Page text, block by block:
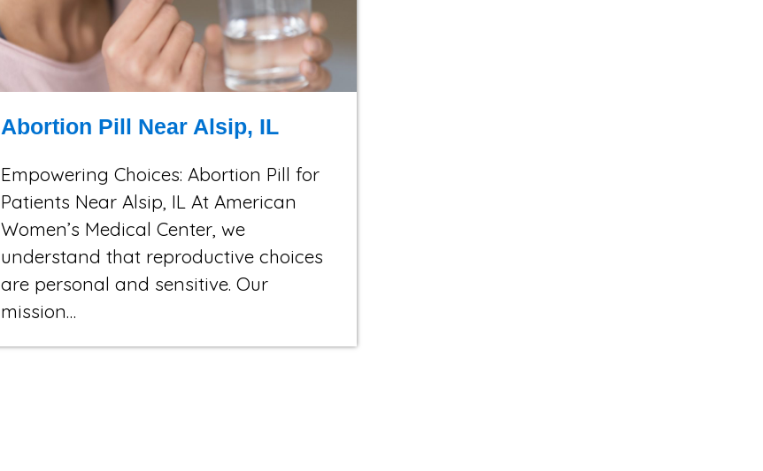
Abortion Pill Near Alsip, IL
Empowering Choices: Abortion Pill for
Patients Near Alsip, IL At American
Women’s Medical Center, we
understand that reproductive choices
are personal and sensitive. Our
mission…